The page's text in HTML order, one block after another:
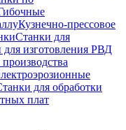
Кузнечно-прессовое
Станки для
для изготовления РВД
для обработки
плат